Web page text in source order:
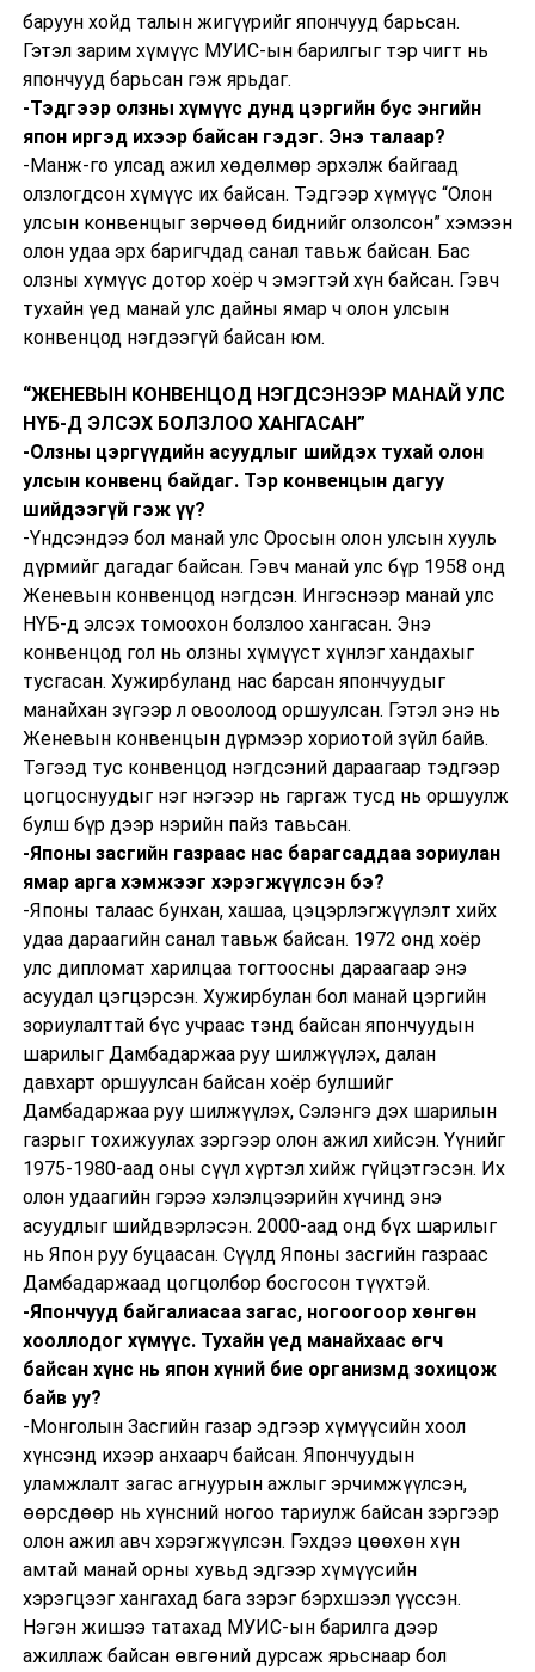
баруун хойд талын жигүүрийг япончууд барьсан.
Гэтэл зарим хүмүүс МУИС-ын барилгыг тэр чигт нь
япончууд барьсан гэж ярьдаг.
-Тэдгээр олзны хүмүүс дунд цэргийн бус энгийн
япон иргэд ихээр байсан гэдэг. Энэ талаар?
-Манж-го улсад ажил хөдөлмөр эрхэлж байгаад
олзлогдсон хүмүүс их байсан. Тэдгээр хүмүүс “Олон
улсын конвенцыг зөрчөөд биднийг олзолсон” хэмээн
олон удаа эрх баригчдад санал тавьж байсан. Бас
олзны хүмүүс дотор хоёр ч эмэгтэй хүн байсан. Гэвч
тухайн үед манай улс дайны ямар ч олон улсын
конвенцод нэгдээгүй байсан юм.
“ЖЕНЕВЫН КОНВЕНЦОД НЭГДСЭНЭЭР МАНАЙ УЛС
НҮБ-Д ЭЛСЭХ БОЛЗЛОО ХАНГАСАН”
-Олзны цэргүүдийн асуудлыг шийдэх тухай олон
улсын конвенц байдаг. Тэр конвенцын дагуу
шийдээгүй гэж үү?
-Үндсэндээ бол манай улс Оросын олон улсын хууль
дүрмийг дагадаг байсан. Гэвч манай улс бүр 1958 онд
Женевын конвенцод нэгдсэн. Ингэснээр манай улс
НҮБ-д элсэх томоохон болзлоо хангасан. Энэ
конвенцод гол нь олзны хүмүүст хүнлэг хандахыг
тусгасан. Хужирбуланд нас барсан япончуудыг
манайхан зүгээр л овоолоод оршуулсан. Гэтэл энэ нь
Женевын конвенцын дүрмээр хориотой зүйл байв.
Тэгээд тус конвенцод нэгдсэний дараагаар тэдгээр
цогцоснуудыг нэг нэгээр нь гаргаж тусд нь оршуулж
булш бүр дээр нэрийн пайз тавьсан.
-Японы засгийн газраас нас барагсаддаа зориулан
ямар арга хэмжээг хэрэгжүүлсэн бэ?
-Японы талаас бунхан, хашаа, цэцэрлэгжүүлэлт хийх
удаа дараагийн санал тавьж байсан. 1972 онд хоёр
улс дипломат харилцаа тогтоосны дараагаар энэ
асуудал цэгцэрсэн. Хужирбулан бол манай цэргийн
зориулалттай бүс учраас тэнд байсан япончуудын
шарилыг Дамбадаржаа руу шилжүүлэх, далан
давхарт оршуулсан байсан хоёр булшийг
Дамбадаржаа руу шилжүүлэх, Сэлэнгэ дэх шарилын
газрыг тохижуулах зэргээр олон ажил хийсэн. Үүнийг
1975-1980-аад оны сүүл хүртэл хийж гүйцэтгэсэн. Их
олон удаагийн гэрээ хэлэлцээрийн хүчинд энэ
асуудлыг шийдвэрлэсэн. 2000-аад онд бүх шарилыг
нь Япон руу буцаасан. Сүүлд Японы засгийн газраас
Дамбадаржаад цогцолбор босгосон түүхтэй.
-Япончууд байгалиасаа загас, ногоогоор хөнгөн
хооллодог хүмүүс. Тухайн үед манайхаас өгч
байсан хүнс нь япон хүний бие организмд зохицож
байв уу?
-Монголын Засгийн газар эдгээр хүмүүсийн хоол
хүнсэнд ихээр анхаарч байсан. Япончуудын
уламжлалт загас агнуурын ажлыг эрчимжүүлсэн,
өөрсдөөр нь хүнсний ногоо тариулж байсан зэргээр
олон ажил авч хэрэгжүүлсэн. Гэхдээ цөөхөн хүн
амтай манай орны хувьд эдгээр хүмүүсийн
хэрэгцээг хангахад бага зэрэг бэрхшээл үүссэн.
Нэгэн жишээ татахад МУИС-ын барилга дээр
ажиллаж байсан өвгөний дурсаж ярьснаар бол